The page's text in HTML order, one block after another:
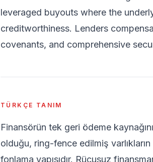
leveraged buyouts where the
creditworthiness. Lenders
covenants, and comprehensive
TÜRKÇE TANIM
Finansörün tek geri ödeme
olduğu, ring-fence edilmiş
fonlama yapısıdır. Rücusuz